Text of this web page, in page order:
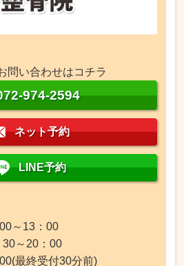
問い合わせはコチラ
974-2594
ネット予約
LINE予約
～13：00
～20：00
最終受付30分前)